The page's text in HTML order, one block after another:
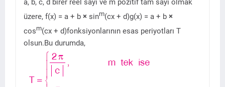
a, b, c, d birer reel sayı ve m pozitif tam sayı olmak
üzere, f(x) = a + b × sinm(cx + d)g(x) = a + b ×
cosm(cx + d)fonksiyonlarının esas periyotları T
olsun.Bu durumda,